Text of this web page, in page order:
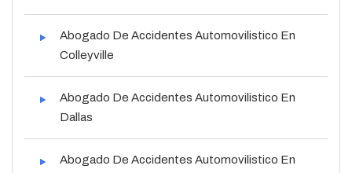
Abogado De Accidentes Automovilistico En
Colleyville
Abogado De Accidentes Automovilistico En
Dallas
Abogado De Accidentes Automovilistico En